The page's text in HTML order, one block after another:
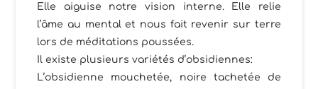
Elle aiguise notre vision interne. Elle relie
l’âme au mental et nous fait revenir sur terre
lors de méditations poussées.
Il existe plusieurs variétés d’obsidiennes:
L’obsidienne mouchetée, noire tachetée de